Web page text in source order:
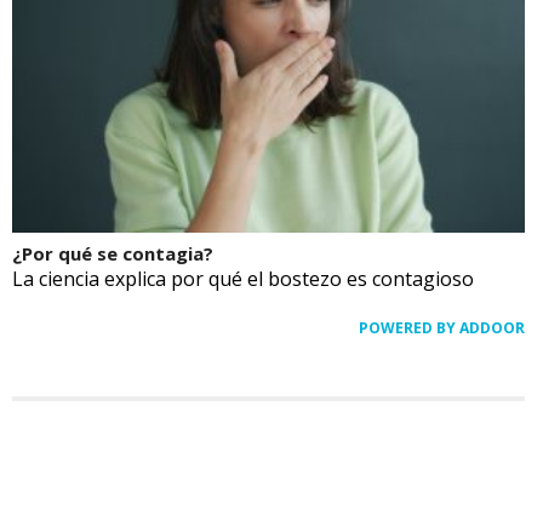
¿Por qué se contagia?
La ciencia explica por qué el bostezo es contagioso
POWERED BY ADDOOR